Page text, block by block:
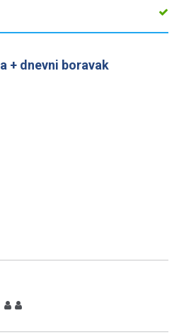
+ dnevni boravak